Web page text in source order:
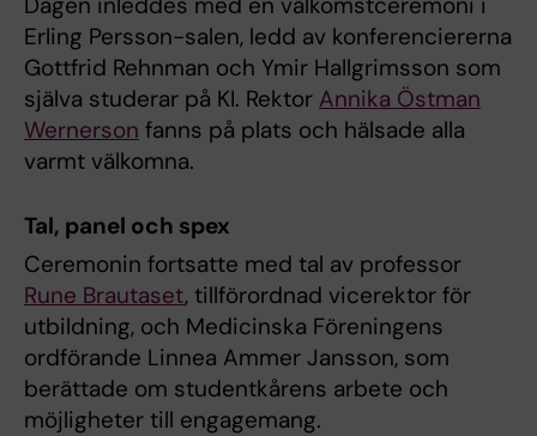
Erling Persson-salen, ledd av konferenciererna
Gottfrid Rehnman och Ymir Hallgrimsson som
själva studerar på KI. Rektor Annika Östman
Wernerson fanns på plats och hälsade alla
varmt välkomna.
Tal, panel och spex
Ceremonin fortsatte med tal av professor
Rune Brautaset, tillförordnad vicerektor för
utbildning, och Medicinska Föreningens
ordförande Linnea Ammer Jansson, som
berättade om studentkårens arbete och
möjligheter till engagemang.